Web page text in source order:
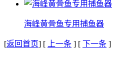
海峰黄骨鱼专用捕鱼器
[返回首页] [ 上一条 ] [ 下一条 ]